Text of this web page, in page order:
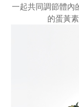
一起共同調節體內
的蛋黃